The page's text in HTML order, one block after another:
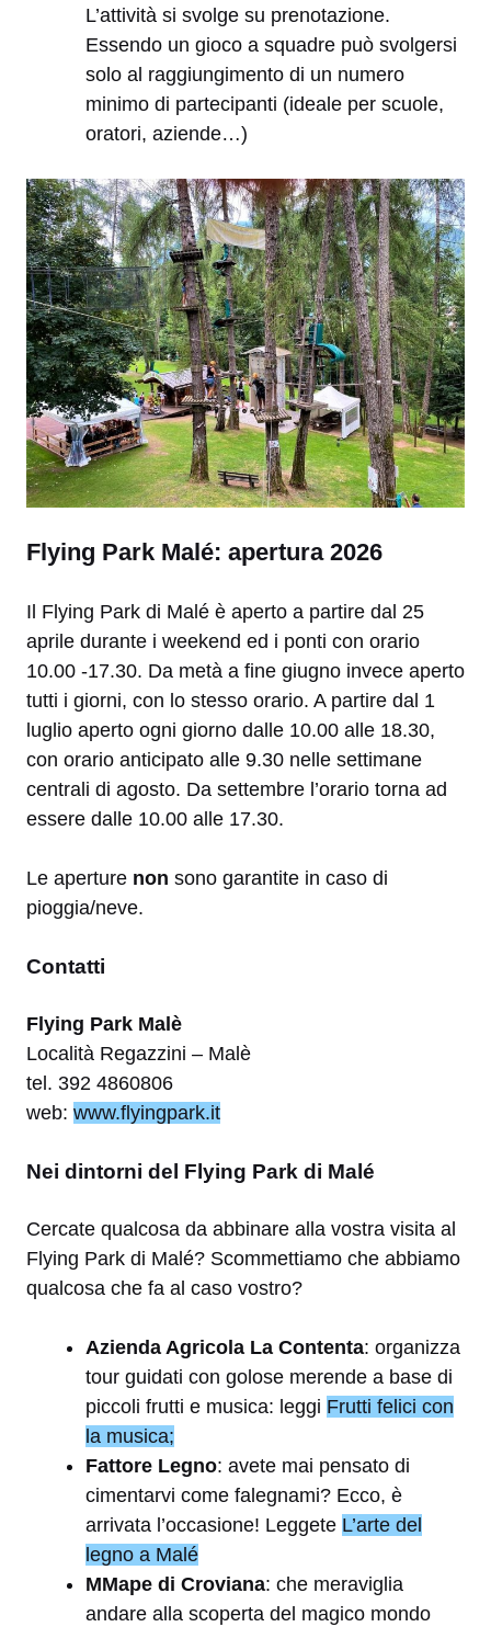
L’attività si svolge su prenotazione.
Essendo un gioco a squadre può svolgersi
solo al raggiungimento di un numero
minimo di partecipanti (ideale per scuole,
oratori, aziende…)
Flying Park Malé: apertura 2026
Il Flying Park di Malé è aperto a partire dal 25
aprile durante i weekend ed i ponti con orario
10.00 -17.30. Da metà a fine giugno invece aperto
tutti i giorni, con lo stesso orario. A partire dal 1
luglio aperto ogni giorno dalle 10.00 alle 18.30,
con orario anticipato alle 9.30 nelle settimane
centrali di agosto. Da settembre l’orario torna ad
essere dalle 10.00 alle 17.30.
Le aperture non sono garantite in caso di
pioggia/neve.
Contatti
Flying Park Malè
Località Regazzini – Malè
tel. 392 4860806
web: www.flyingpark.it
Nei dintorni del Flying Park di Malé
Cercate qualcosa da abbinare alla vostra visita al
Flying Park di Malé? Scommettiamo che abbiamo
qualcosa che fa al caso vostro?
Azienda Agricola La Contenta: organizza
tour guidati con golose merende a base di
piccoli frutti e musica: leggi Frutti felici con
la musica;
Fattore Legno: avete mai pensato di
cimentarvi come falegnami? Ecco, è
arrivata l’occasione! Leggete L’arte del
legno a Malé
MMape di Croviana: che meraviglia
andare alla scoperta del magico mondo